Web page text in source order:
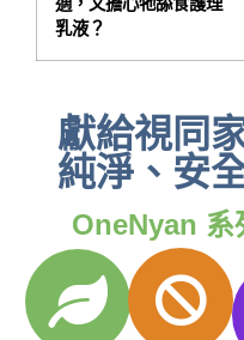
適，又擔心牠舔食護理
乳液？
獻給視同
純淨、安
OneNyan 系